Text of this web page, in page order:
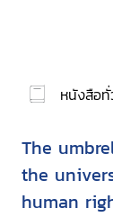
หนังสือทั่
The
the
human